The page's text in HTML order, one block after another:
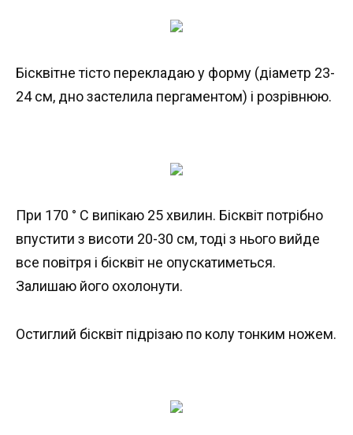
Бісквітне тісто перекладаю у форму (діаметр 23-
24 см, дно застелила пергаментом) і розрівнюю.
При 170 ° С випікаю 25 хвилин. Бісквіт потрібно
впустити з висоти 20-30 см, тоді з нього вийде
все повітря і бісквіт не опускатиметься.
Залишаю його охолонути.
Остиглий бісквіт підрізаю по колу тонким ножем.